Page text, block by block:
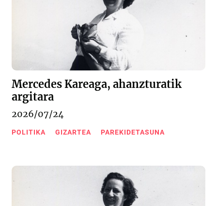
Mercedes Kareaga, ahanzturatik
argitara
2026/07/24
POLITIKA GIZARTEA PAREKIDETASUNA